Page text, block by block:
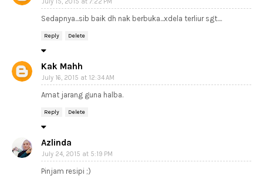
Sedapnya...sib baik dh nak berbuka...xdela terliur sgt....
Reply Delete
Kak Mahh
July 16, 2015 at 12:34 AM
Amat jarang guna halba.
Reply Delete
Azlinda
July 24, 2015 at 5:19 PM
Pinjam resipi ;)